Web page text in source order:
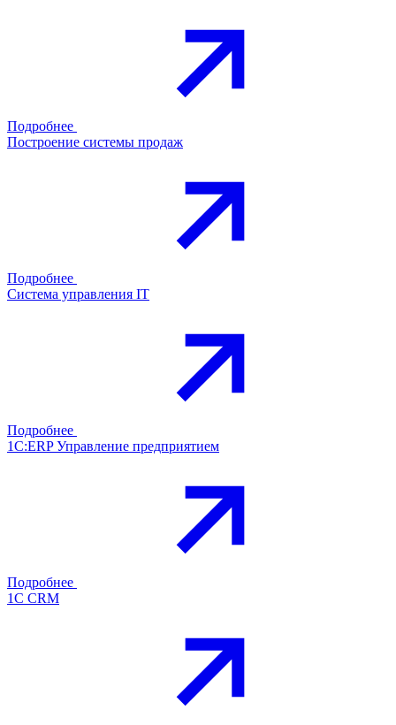
Подробнее
Построение системы продаж
Подробнее
Система управления IT
Подробнее
1С:ERP Управление предприятием
Подробнее
1С CRM